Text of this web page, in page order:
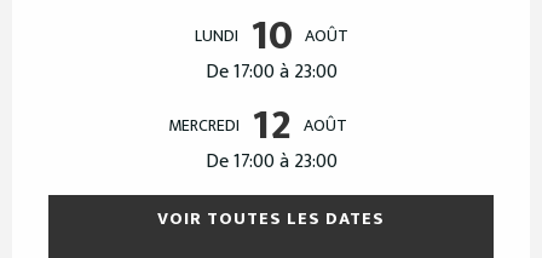
LUNDI 10 AOÛT
De 17:00 à 23:00
MERCREDI 12 AOÛT
De 17:00 à 23:00
VOIR TOUTES LES DATES